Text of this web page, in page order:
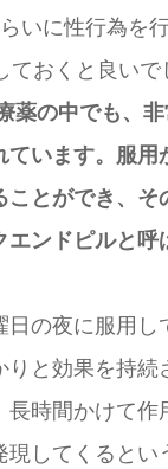
いに性行為を
おくと良いで
薬の中でも、
ています。服用
ことができ、そ
エンドピルと呼
日の夜に服用し
りと効果を持続
長時間かけて作
現してくるとい